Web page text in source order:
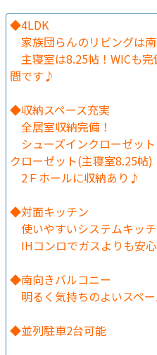
◆4LDK
家族団らんのリビングは
主寝室は8.25帖！WICも
間です♪
◆収納スペース充実
全居室収納完備！
シューズインクローゼッ
クローゼット(主寝室8.25帖)
2Ｆホールに収納あり♪
◆対面キッチン
使いやすいシステムキッ
IHコンロでガスよりも安
◆南向きバルコニー
明るく気持ちのよいスペー
◆並列駐車2台可能